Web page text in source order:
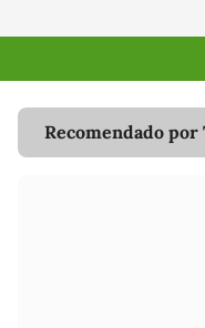
Recomendado por